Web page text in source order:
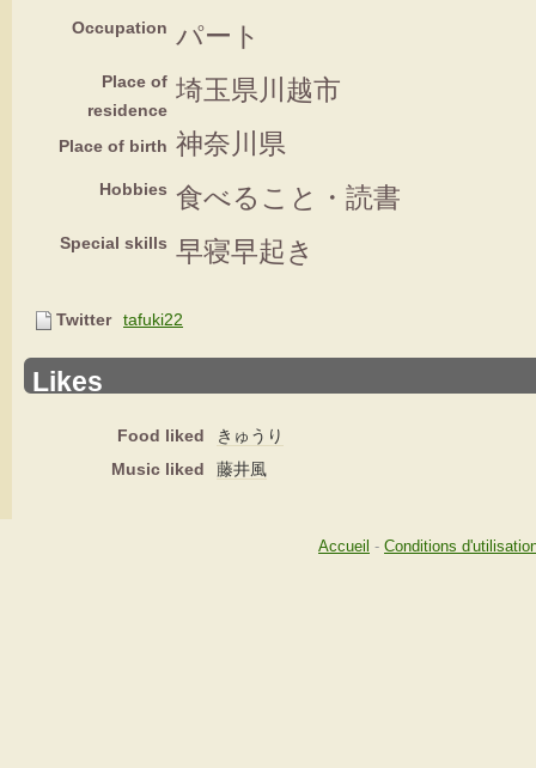
Occupation パート
Place of
residence
埼玉県川越市
Place of birth 神奈川県
Hobbies 食べること・読書
Special skills 早寝早起き
Twitter tafuki22
Likes
Food liked
きゅうり
Music liked
藤井風
Accueil - Conditions